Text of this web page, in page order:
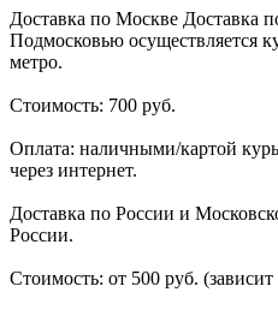
Доставка по Москве Доставка
Подмосковью осуществляется
метро.
Стоимость: 700 руб.
Оплата: наличными/картой
через интернет.
Доставка по России и
России.
Стоимость: от 500 руб. (зависит